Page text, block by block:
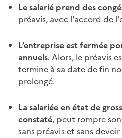
Le salarié prend des
préavis, avec l'accord de
L’entreprise est fermée
annuels. Alors, le préavis
termine à sa date de fin
prolongé.
La salariée en état de
constaté, peut rompre
sans préaviset sans